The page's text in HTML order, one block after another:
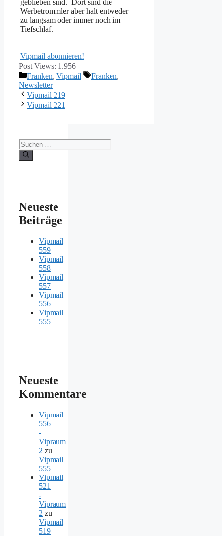
geblieben sind. Dort sind die
Werbetrommler aber halt entweder
zu langsam oder immer noch im
Tiefschlaf.
Vipmail abonnieren!
Post Views: 1.956
Kategorien
Franken, Vipmail Schlagwörter
Franken,
Newsletter
Vipmail 219
Vipmail 221
Suche
nach:
Neueste
Beiträge
Vipmail
559
Vipmail
558
Vipmail
557
Vipmail
556
Vipmail
555
Neueste
Kommentare
Vipmail
556
-
Vipraum
2 zu
Vipmail
555
Vipmail
521
-
Vipraum
2 zu
Vipmail
519